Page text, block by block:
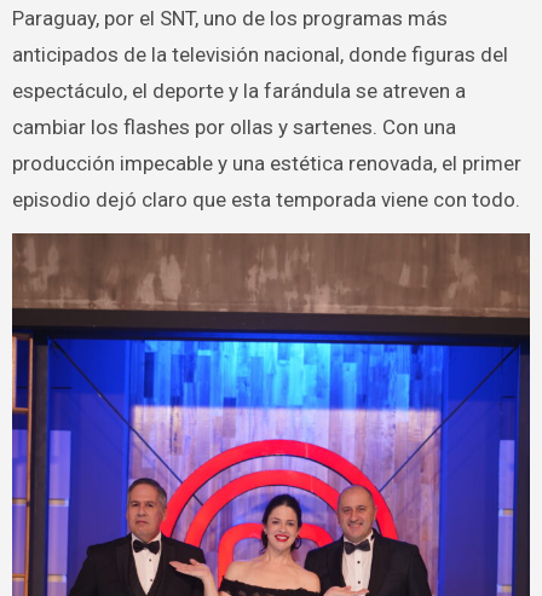
Paraguay, por el SNT, uno de los programas más
anticipados de la televisión nacional, donde figuras del
espectáculo, el deporte y la farándula se atreven a
cambiar los flashes por ollas y sartenes. Con una
producción impecable y una estética renovada, el primer
episodio dejó claro que esta temporada viene con todo.